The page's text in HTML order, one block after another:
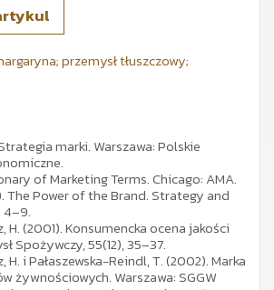
przemysł tłuszczowy;
marki. Warszawa: Polskie
of Marketing Terms. Chicago: AMA.
The Power of the Brand. Strategy and
4–9.
H. (2001). Konsumencka ocena jakości
Spożywczy, 55(12), 35–37.
H. i Pałaszewska-Reindl, T. (2002). Marka
żywnościowych. Warszawa: SGGW